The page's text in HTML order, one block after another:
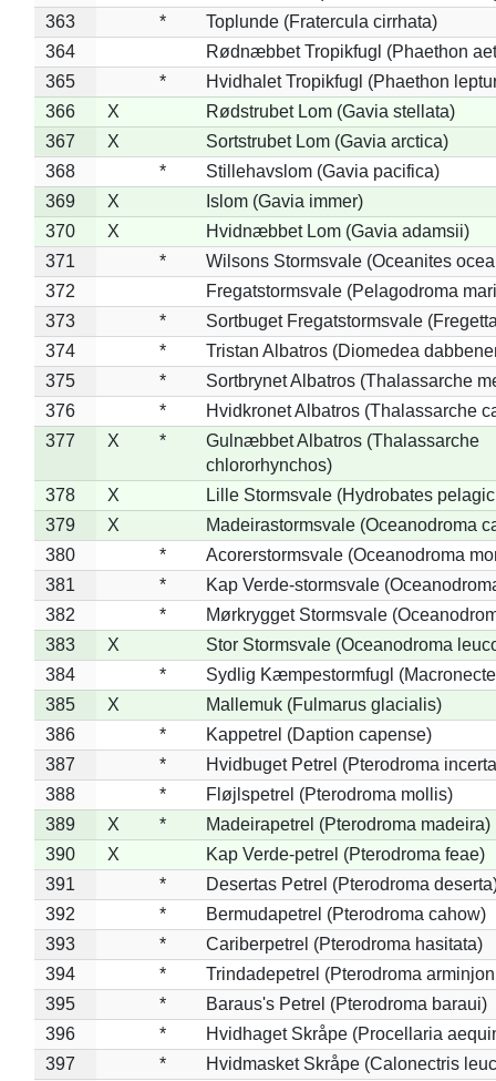
363
*
Toplunde (Fratercula cirrhata)
364
Rødnæbbet Tropikfugl (Phaethon
365
*
Hvidhalet Tropikfugl (Phaethon
366
X
Rødstrubet Lom (Gavia stellata)
367
X
Sortstrubet Lom (Gavia arctica)
368
*
Stillehavslom (Gavia pacifica)
369
X
Islom (Gavia immer)
370
X
Hvidnæbbet Lom (Gavia adamsii)
371
*
Wilsons Stormsvale (Oceanites
372
Fregatstormsvale (Pelagodroma
373
*
Sortbuget Fregatstormsvale
374
*
Tristan Albatros (Diomedea
375
*
Sortbrynet Albatros (Thalassarche
376
*
Hvidkronet Albatros (Thalassarche
377
X *
Gulnæbbet Albatros (Thalassarche
chlororhynchos)
378
X
Lille Stormsvale (Hydrobates
379
X
Madeirastormsvale (Oceanodroma
380
*
Acorerstormsvale (Oceanodroma
381
*
Kap Verde-stormsvale
382
*
Mørkrygget Stormsvale
383
X
Stor Stormsvale (Oceanodroma
384
*
Sydlig Kæmpestormfugl
385
X
Mallemuk (Fulmarus glacialis)
386
*
Kappetrel (Daption capense)
387
*
Hvidbuget Petrel (Pterodroma
388
*
Fløjlspetrel (Pterodroma mollis)
389
X *
Madeirapetrel (Pterodroma madeira)
390
X
Kap Verde-petrel (Pterodroma feae)
391
*
Desertas Petrel (Pterodroma
392
*
Bermudapetrel (Pterodroma cahow)
393
*
Cariberpetrel (Pterodroma hasitata)
394
*
Trindadepetrel (Pterodroma
395
*
Baraus's Petrel (Pterodroma baraui)
396
*
Hvidhaget Skråpe (Procellaria
397
*
Hvidmasket Skråpe (Calonectris